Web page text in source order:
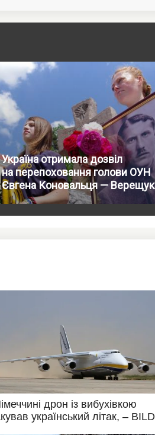
Україна отримала дозвіл
на перепоховання голови ОУН
Євгена Коновальця — Верещук